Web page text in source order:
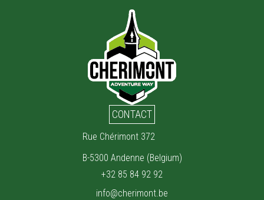
CONTACT
Rue Chérimont 372
B-5300 Andenne (Belgium)
+32 85 84 92 92
info@cherimont.be